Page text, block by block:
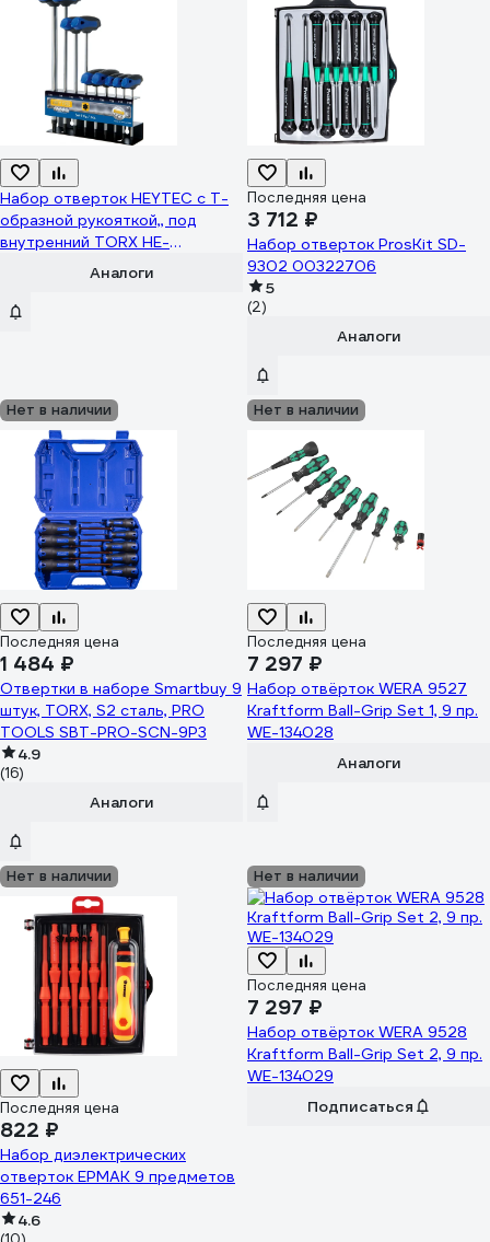
Набор отверток HEYTEC с Т-
образной рукояткой,, под
внутренний TORX HE-
50813470080Аналоги
Последняя цена
3 712 ₽
Набор отверток ProsKit SD-
9302 00322706
5
(2)
Аналоги
Нет в наличии
Последняя цена
1 484 ₽
Отвертки в наборе Smartbuy 9
штук, TORX, S2 сталь, PRO
TOOLS SBT-PRO-SCN-9P3
4.9
(16)
Аналоги
Нет в наличии
Последняя цена
7 297 ₽
Набор отвёрток WERA 9527
Kraftform Ball-Grip Set 1, 9 пр.
WE-134028
Аналоги
Нет в наличии
Последняя цена
822 ₽
Набор диэлектрических
отверток ЕРМАК 9 предметов
651-246
4.6
Нет в наличии
Последняя цена
7 297 ₽
Набор отвёрток WERA 9528
Kraftform Ball-Grip Set 2, 9 пр.
WE-134029
Подписаться